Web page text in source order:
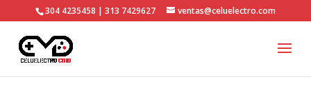
304 4235458 | 313 7429627 ventas@celuelectro.com